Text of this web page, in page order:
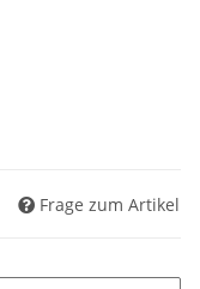
Frage zum Artikel